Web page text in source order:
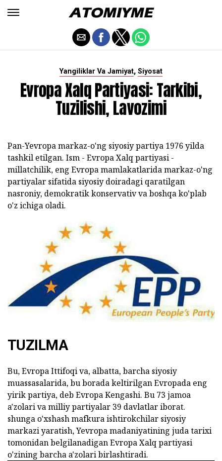
Yangiliklar Va Jamiyat, Siyosat
Evropa Xalq Partiyasi: Tarkibi,
Tuzilishi, Lavozimi
Pan-Yevropa markaz-o'ng siyosiy partiya 1976 yilda
tashkil etilgan. Ism - Evropa Xalq partiyasi -
millatchilik, eng Evropa mamlakatlarida markaz-o'ng
partiyalar sifatida siyosiy doiradagi qaratilgan
nasroniy, demokratik konservativ va boshqa ko'plab
o'z ichiga oladi.
TUZILMA
Bu, Evropa Ittifoqi va, albatta, barcha siyosiy
muassasalarida, bu borada keltirilgan Evropada eng
yirik partiya, deb Evropa Kengashi. Bu 73 jamoa
a'zolari va milliy partiyalar 39 davlatlar iborat.
shunga o'xshash mafkura ishtirokchilar siyosiy
markazi yaratish, Yevropa madaniyatining juda tarixi
tomonidan belgilanadigan Evropa Xalq partiyasi
o'zining barcha a'zolari birlashtiradi.